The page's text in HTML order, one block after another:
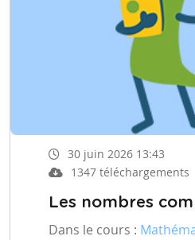
30 juin 2026 13:43
1347 téléchargements
Les nombres
Dans le cours :